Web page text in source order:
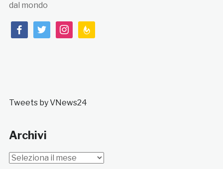
dal mondo
facebooktwitterinstagramfeedburner
Tweets by VNews24
Archivi
Archivi